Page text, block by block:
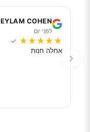
EYLAM COHEN
לפני יום
★
★
★
★
★
✓
אחלה חנות